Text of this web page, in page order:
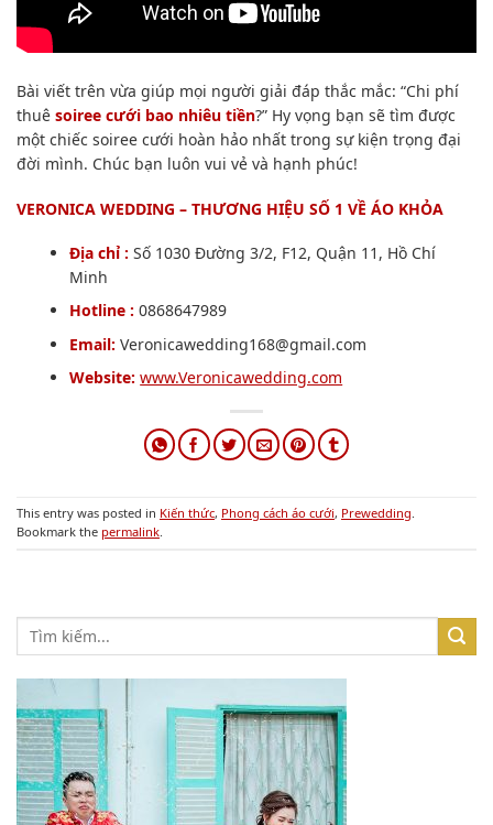
Bài viết trên vừa giúp mọi người giải đáp thắc mắc: “Chi phí
thuê soiree cưới bao nhiêu tiền?” Hy vọng bạn sẽ tìm được
một chiếc soiree cưới hoàn hảo nhất trong sự kiện trọng đại
đời mình. Chúc bạn luôn vui vẻ và hạnh phúc!
VERONICA WEDDING – THƯƠNG HIỆU SỐ 1 VỀ ÁO KHỎA
Địa chỉ :Số 1030 Đường 3/2, F12, Quận 11, Hồ Chí
Minh
Hotline : 0868647989
Email:Veronicawedding168@gmail.com
Website: www.Veronicawedding.com
This entry was posted in Kiến thức, Phong cách áo cưới, Prewedding.
Bookmark the permalink.